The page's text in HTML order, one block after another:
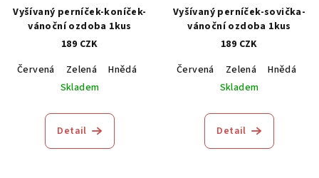
Vyšívaný perníček-koníček-
vánoční ozdoba 1kus
189 CZK
Červená
Zelená Hnědá
Modrá
Skladem
Detail
Vyšívaný perníček-sovička-
vánoční ozdoba 1kus
189 CZK
Červená
Zelená Hnědá
Skladem
Detail